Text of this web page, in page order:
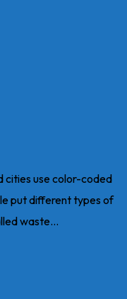
cities use color-coded
put different types of
waste...